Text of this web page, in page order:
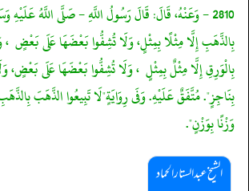
2810 - وَعَنْهُ، قَالَ: قَالَ رَسُولُ اللَّهِ - صَلَّى اللَّهُ عَلَيْهِ
بِالذَّهَبِ إِلَّا مِثْلًا بِمِثْلٍ، وَلَا تُشِفُّوا بَعْضَهَا عَلَى بَعْضٍ ،
بِالْوَرِقِ إِلَّا مِثْلٌ بِمِثْلٍ ، وَلَا تُشِفُّوا بَعْضَهَا عَلَى بَعْضٍ،
بِنَاجِزٍ". مُتَّفَقٌ عَلَيْهِ. وَفَى رِوَايَةٍ"لَا تَبِيعُوا الذَّهَبَ
وَزْنًا بِوَزْنٍ".
الشیخ عبدالستار الحماد